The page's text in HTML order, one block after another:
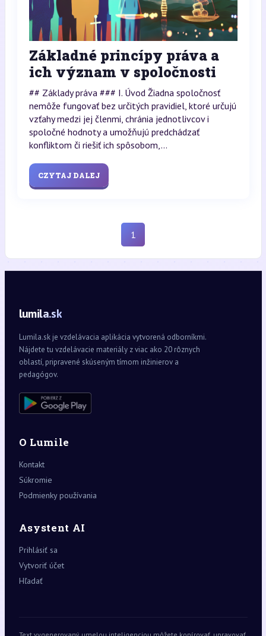
Základné princípy práva a
ich význam v spoločnosti
## Základy práva ### I. Úvod Žiadna spoločnosť
nemôže fungovať bez určitých pravidiel, ktoré určujú
vzťahy medzi jej členmi, chránia jednotlivcov i
spoločné hodnoty a umožňujú predchádzať
konfliktom či riešiť ich spôsobom,...
CZYTAJ DALEJ
1
lumila.sk
Lumila.sk je vzdelávacia aplikácia vytvorená odborníkmi.
Nájdete tu vzdelávacie materiály z viac ako 20 rôznych
oblastí, pripravené skúseným tímom inžinierov a
pedagógov.
O Lumile
Kontakt
Súkromie
Podmienky používania
Asystent AI
Prihlásiť sa
Vytvoriť účet
Hľadať